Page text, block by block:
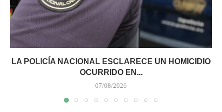
LA POLICÍA NACIONAL ESCLARECE UN HOMICIDIO
OCURRIDO EN...
07/08/2026